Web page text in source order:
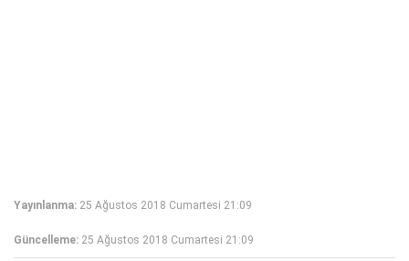
Yayınlanma: 25 Ağustos 2018 Cumartesi 21:09
Güncelleme: 25 Ağustos 2018 Cumartesi 21:09